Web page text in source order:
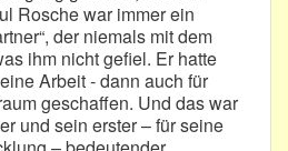
Rosche war immer ein
der niemals mit dem
ihm nicht gefiel. Er hatte
Arbeit - dann auch für
geschaffen. Und das war
und sein erster – für seine